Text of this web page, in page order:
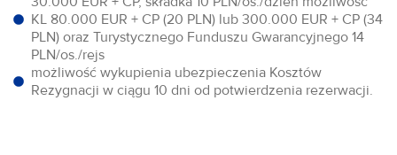
KL 80.000 EUR + CP (20 PLN) lub 300.000 EUR + CP (34
PLN) oraz Turystycznego Funduszu Gwarancyjnego 14
PLN/os./rejs
możliwość wykupienia ubezpieczenia Kosztów
Rezygnacji w ciągu 10 dni od potwierdzenia rezerwacji.